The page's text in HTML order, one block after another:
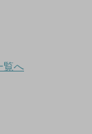
覧へ